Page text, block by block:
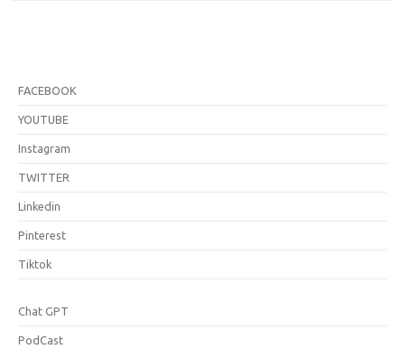
FACEBOOK
YOUTUBE
Instagram
TWITTER
Linkedin
Pinterest
Tiktok
Chat GPT
PodCast